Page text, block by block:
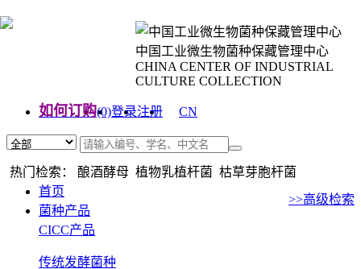
中国工业微生物菌种保藏管理中心
CHINA CENTER OF INDUSTRIAL
CULTURE COLLECTION
如何订购(0)登录注册
CN
热门检索： 酿酒酵母 植物乳植杆菌 枯草芽胞杆菌
>>高级检索
首页
菌种产品
CICC产品
传统发酵菌种